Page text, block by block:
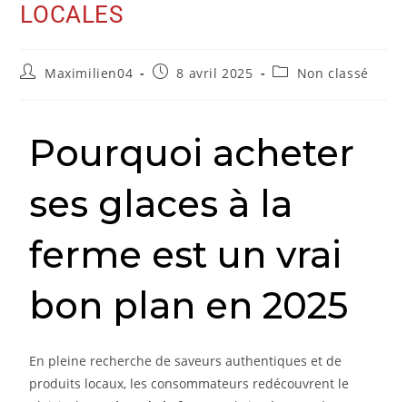
LOCALES
Maximilien04 8 avril 2025 Non classé
Pourquoi acheter
ses glaces à la
ferme est un vrai
bon plan en 2025
En pleine recherche de saveurs authentiques et de
produits locaux, les consommateurs redécouvrent le